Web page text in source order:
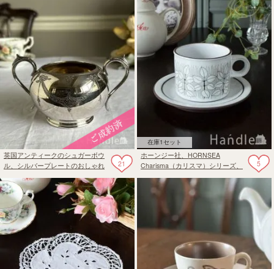
21
英国アンティークのシュガーボウ
ル、シルバープレートのおしゃれ
在庫1セット
5
ホーンジー社、HORNSEA
Charisma（カリスマ）シリーズ、